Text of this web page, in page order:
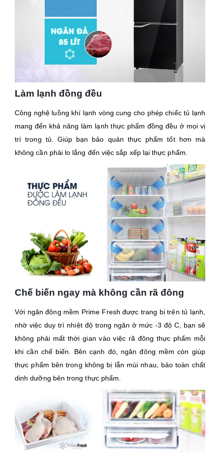
Làm lạnh đồng đều
Công nghệ luồng khí lạnh vòng cung cho phép chiếc tủ lạnh
mang đến khả năng làm lạnh thực phẩm đồng đều ở mọi vị
trí trong tủ. Giúp bạn bảo quản thực phẩm tốt hơn mà
không cần phải lo lắng đến việc sắp xếp lại thực phẩm.
Chế biến ngay mà không cần rã đông
Với ngăn đông mềm Prime Fresh được trang bị trên tủ lạnh,
nhờ việc duy trì nhiệt độ trong ngăn ở mức -3 độ C, bạn sẽ
không phải mất thời gian vào việc rã đông thực phẩm mỗi
khi cần chế biến. Bên cạnh đó, ngăn đông mềm còn giúp
thực phẩm bên trong không bị lẫn mùi nhau, bảo toàn chất
dinh dưỡng bên trong thực phẩm.